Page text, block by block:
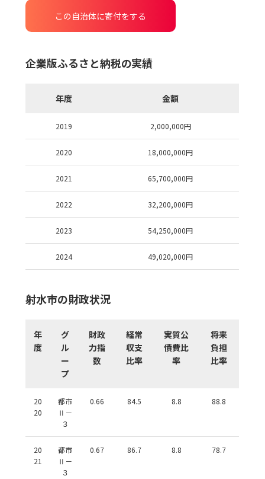
この自治体に寄付をする
企業版ふるさと納税の実績
年度 金額
2019 2,000,000円
2020 18,000,000円
2021 65,700,000円
2022 32,200,000円
2023 54,250,000円
2024 49,020,000円
射水市の財政状況
年
度
グ
ル
ー
プ
財政
力指
数
経常
収支
比率
実質公
債費比
率
将来
負担
比率
20
20
都市
Ⅱ－
３
0.66 84.5 8.8 88.8
20
21
都市
Ⅱ－
３
0.67 86.7 8.8 78.7